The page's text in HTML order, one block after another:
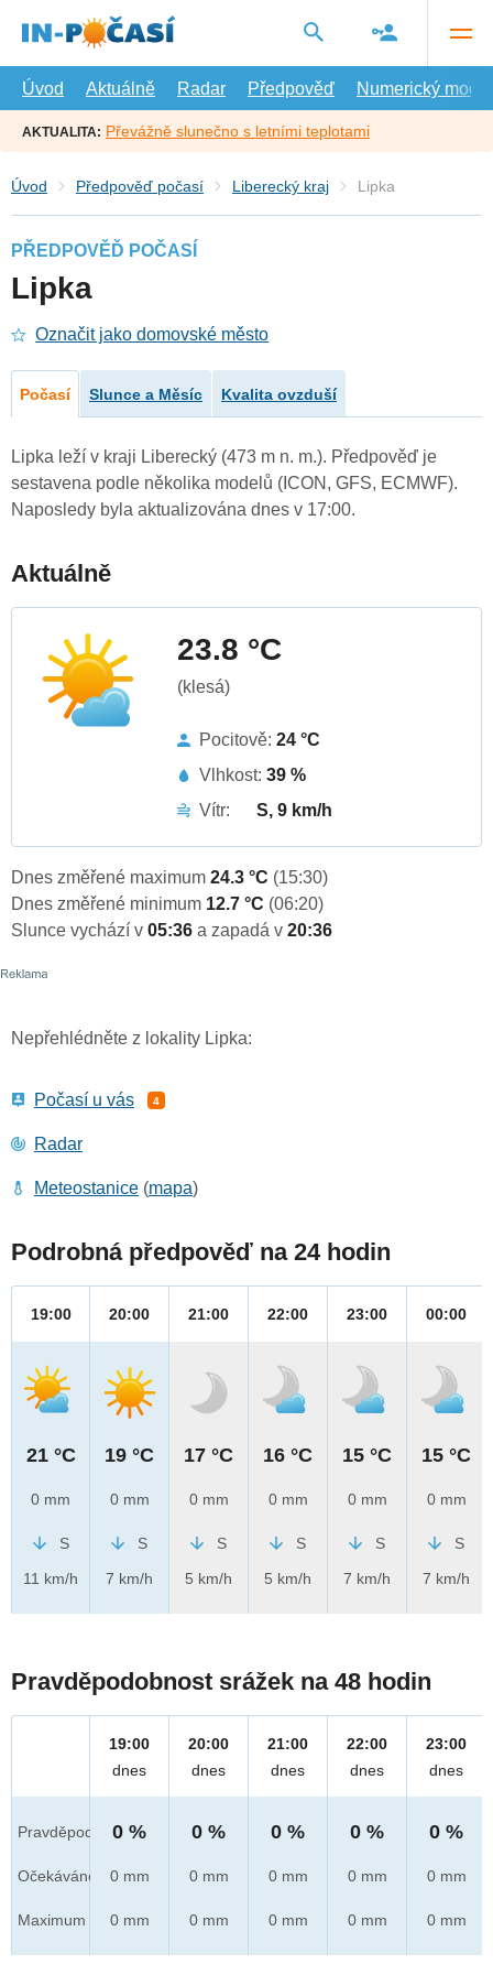
hlavní
Úvod
Aktuálně Radar Předpověď Numerický model
AKTUALITA: Převážně slunečno s letními teplotami
Úvod Předpověď počasí Liberecký kraj Lipka
PŘEDPOVĚĎ POČASÍ
Lipka
Označit jako domovské město
Počasí Slunce a Měsíc Kvalita ovzduší
Lipka leží v kraji Liberecký (473 m n. m.). Předpověď je
sestavena podle několika modelů (ICON, GFS, ECMWF).
Naposledy byla aktualizována dnes v 17:00.
Aktuálně
23.8 °C
(klesá)
Pocitově: 24 °C
Vlhkost: 39 %
Vítr:
S, 9 km/h
Dnes změřené maximum 24.3 °C (15:30)
Dnes změřené minimum 12.7 °C (06:20)
Slunce vychází v 05:36 a zapadá v 20:36
Nepřehlédněte z lokality Lipka:
Počasí u vás 4
Radar
Meteostanice (mapa)
Podrobná předpověď na 24 hodin
19:00
21 °C
0 mm
S
11 km/h
20:00
19 °C
0 mm
S
7 km/h
21:00
17 °C
0 mm
S
5 km/h
22:00
16 °C
0 mm
S
5 km/h
23:00
15 °C
0 mm
S
7 km/h
00:00
15 °C
0 mm
S
7 km/h
Pravděpodobnost srážek na 48 hodin
Pravděpod.
Očekáváno
Maximum
19:00
dnes
0 %
0 mm
0 mm
20:00
dnes
0 %
0 mm
0 mm
21:00
dnes
0 %
0 mm
0 mm
22:00
dnes
0 %
0 mm
0 mm
23:00
dnes
0 %
0 mm
0 mm